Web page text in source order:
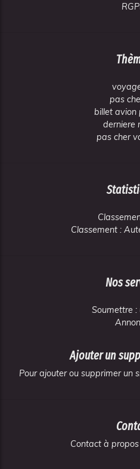
pas
billet avion
derniere
pas cher
Classement :
Nos
Soumettre :
Ajouter un
Pour ajouter ou supprimer un
Contact à